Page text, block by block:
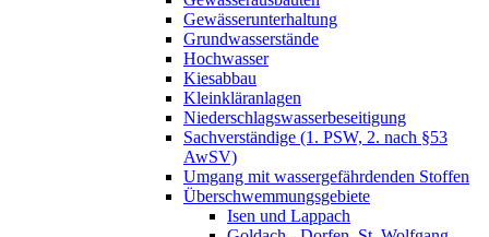
Gewässerunterhaltung
Grundwasserstände
Hochwasser
Kiesabbau
Kleinkläranlagen
Niederschlagswasserbeseitigung
Sachverständige (1. PSW, 2. nach §53
AwSV)
Umgang mit wassergefährdenden Stoffen
Überschwemmungsgebiete
Isen und Lappach